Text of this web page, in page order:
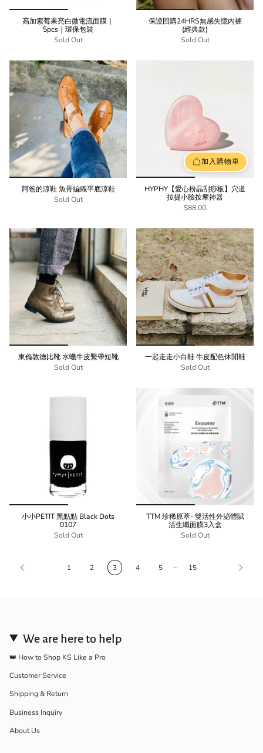
高加索莓果亮白微電流面膜｜
5pcs｜環保包裝
Sold Out
保證回購24HRS無感失憶內褲
(經典款)
Sold Out
阿爸的涼鞋 魚骨編織平底涼鞋
Sold Out
加入購物車
HYPHY【愛心粉晶刮痧板】穴道
拉提小臉按摩神器
$88.00
東倫敦德比靴 水蠟牛皮繫帶短靴
Sold Out
一起走走小白鞋 牛皮配色休閒鞋
Sold Out
小小PETIT 黑點點 Black Dots
0107
Sold Out
TTM 珍稀原萃- 雙活性外泌體賦
活生纖面膜3入盒
Sold Out
1 2 3 4 5 … 15
We are here to help
👑 How to Shop KS Like a Pro
Customer Service
Shipping & Return
Business Inquiry
About Us